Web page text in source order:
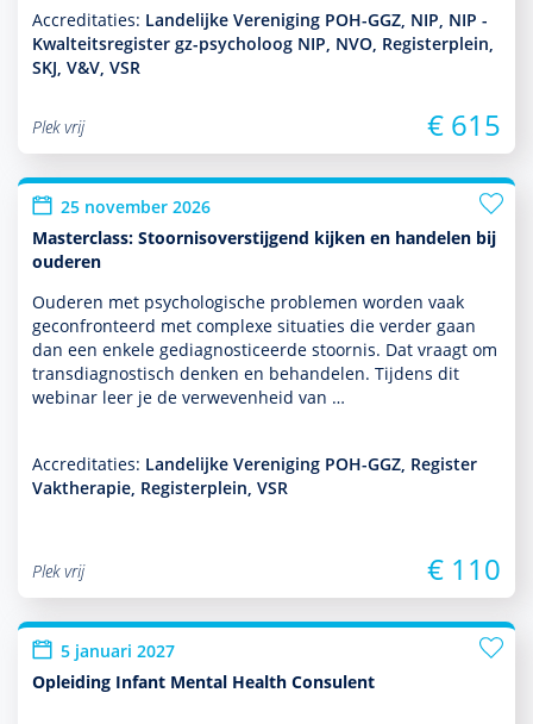
Accreditaties: Landelijke Vereniging POH-GGZ, NIP, NIP -
Kwalteitsregister gz-psycholoog NIP, NVO, Registerplein,
SKJ, V&V, VSR
Plek vrij € 615
25 november 2026
Masterclass: Stoornisoverstijgend kijken en handelen bij
ouderen
Ouderen met psycho­logische pro­ble­men worden vaak
gecon­fron­teerd met complexe situaties die verder gaan
dan een enkele gediag­nos­ticeerde stoor­nis. Dat vraagt om
transdiag­nos­tisch denken en behan­delen. Tijdens dit
webinar leer je de verwevenheid van …
Accreditaties: Landelijke Vereniging POH-GGZ, Register
Vaktherapie, Registerplein, VSR
Plek vrij € 110
5 januari 2027
Opleiding Infant Mental Health Consulent